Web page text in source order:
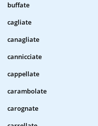
buffate
cagliate
canagliate
cannicciate
cappellate
carambolate
carognate